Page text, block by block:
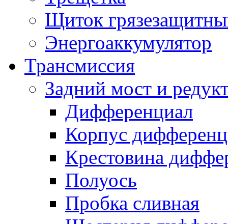
Щиток
Энергоаккумулятор
Трансмиссия
Задний мост и
Дифференциал
Корпус
Крестовина
Полуось
Пробка сливная